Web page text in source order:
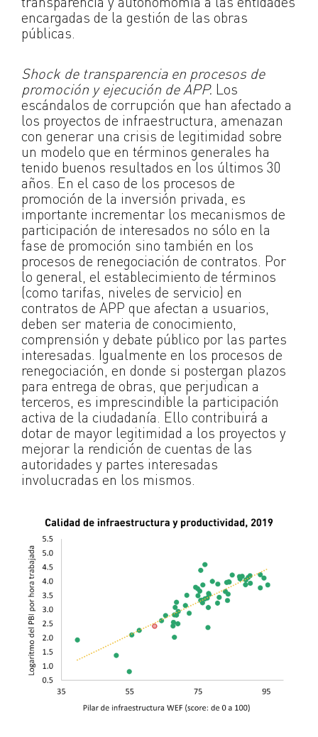
encargadas de la gestión de las obras
públicas.
Shock de transparencia en procesos de
promoción y ejecución de APP. Los
escándalos de corrupción que han afectado a
los proyectos de infraestructura, amenazan
con generar una crisis de legitimidad sobre
un modelo que en términos generales ha
tenido buenos resultados en los últimos 30
años. En el caso de los procesos de
promoción de la inversión privada, es
importante incrementar los mecanismos de
participación de interesados no sólo en la
fase de promoción sino también en los
procesos de renegociación de contratos. Por
lo general, el establecimiento de términos
(como tarifas, niveles de servicio) en
contratos de APP que afectan a usuarios,
deben ser materia de conocimiento,
comprensión y debate público por las partes
interesadas. Igualmente en los procesos de
renegociación, en donde si postergan plazos
para entrega de obras, que perjudican a
terceros, es imprescindible la participación
activa de la ciudadanía. Ello contribuirá a
dotar de mayor legitimidad a los proyectos y
mejorar la rendición de cuentas de las
autoridades y partes interesadas
involucradas en los mismos.